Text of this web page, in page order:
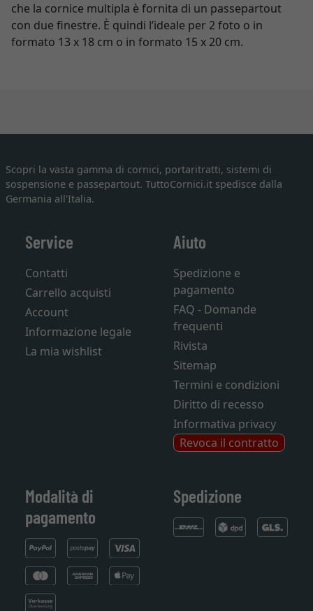
che la cornice multipla è fornita di un passepartout
con due finestre. È quindi l’ideale per 2 foto o in
formato 13 x 18 cm o in formato 15 x 20 cm.
Scopri la vasta gamma di cornici, portaritratti, sistemi di
sospensione e passepartout. TuttoCornici.it spedisce dalla
Germania all'Italia.
Service
Contatti
Carrello acquisti
Account
Informazione legale
La mia wishlist
Aiuto
Spedizione e
pagamento
FAQ - Domande
frequenti
Rivista
Sitemap
Termini e condizioni
Diritto di recesso
Informativa privacy
Revoca il contratto
Modalità di
pagamento
Spedizione